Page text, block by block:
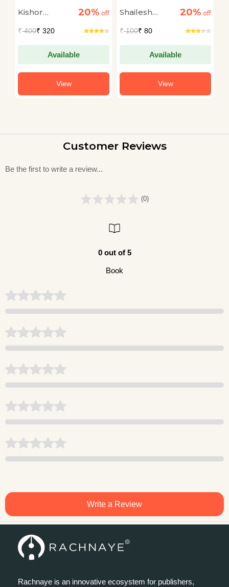
& Spirituality Prayer
Book in Hindi
Kishor
20% off
₹400₹ 320
Available
View
Shailesh
20% off
₹100₹ 80
Available
View
Customer Reviews
Be the first to write a review...
(0)
0 out of 5
Book
Write a Review
Rachnaye is an innovative ecosystem for publishers,